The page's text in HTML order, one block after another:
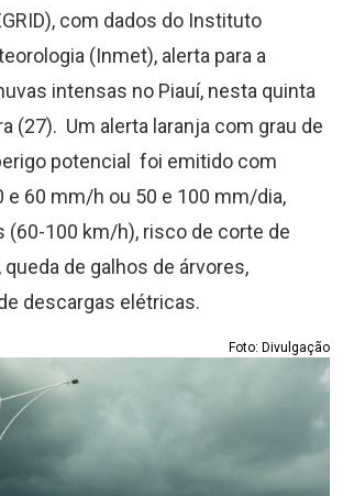
com dados do Instituto
(Inmet), alerta para a
intensas no Piauí, nesta quinta
(27). Um alerta laranja com grau de
potencial foi emitido com
e 60 mm/h ou 50 e 100 mm/dia,
(60-100 km/h), risco de corte de
de galhos de árvores,
descargas elétricas.
Foto: Divulgação